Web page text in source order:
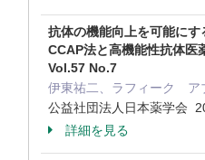
抗体の機能向上を可能に
CCAP法と高機能性抗体医
Vol.57 No.7
伊東祐二、ラフィーク ア
公益社団法人日本薬学会
詳細を見る